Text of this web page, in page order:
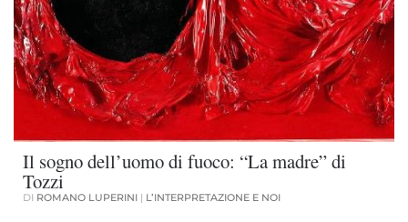
Il sogno dell’uomo di fuoco: “La madre” di
Tozzi
DI ROMANO LUPERINI | L’INTERPRETAZIONE E NOI